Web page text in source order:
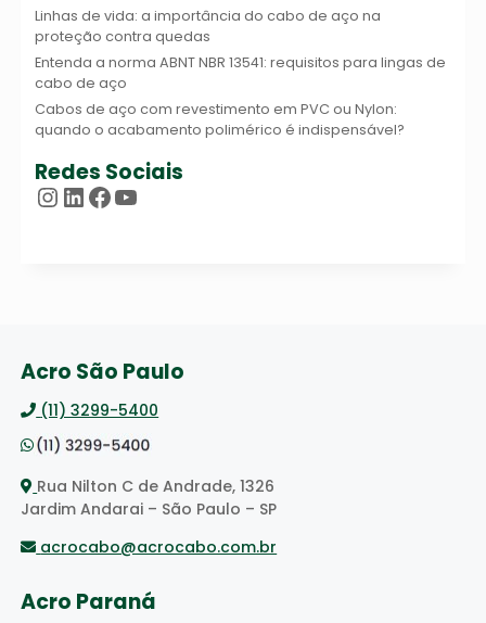
Linhas de vida: a importância do cabo de aço na
proteção contra quedas
Entenda a norma ABNT NBR 13541: requisitos para lingas de
cabo de aço
Cabos de aço com revestimento em PVC ou Nylon:
quando o acabamento polimérico é indispensável?
Redes Sociais
Instagram
LinkedIn
Facebook
Youtube
Acro São Paulo
(11) 3299-5400
Rua Nilton C de Andrade, 1326
Jardim Andarai – São Paulo – SP
acrocabo@acrocabo.com.br
Acro Paraná